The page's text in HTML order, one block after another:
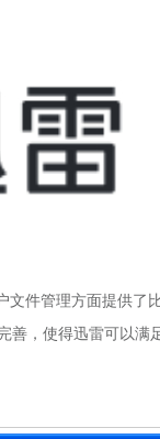
件管理方面提供了
善，使得迅雷可以